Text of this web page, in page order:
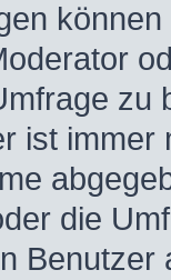
zu
ist
die